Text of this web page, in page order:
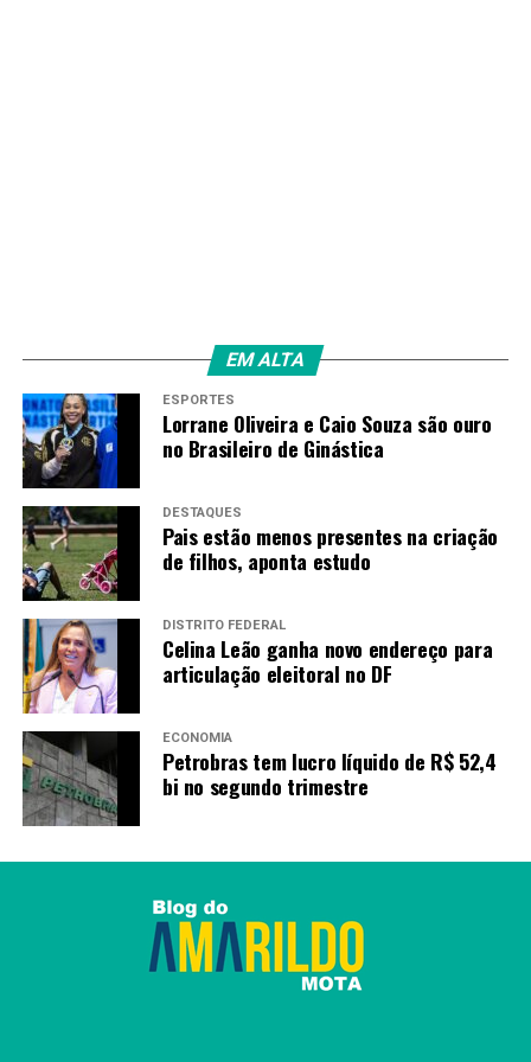
EM ALTA
ESPORTES
Lorrane Oliveira e Caio Souza são ouro
no Brasileiro de Ginástica
DESTAQUES
Pais estão menos presentes na criação
de filhos, aponta estudo
DISTRITO FEDERAL
Celina Leão ganha novo endereço para
articulação eleitoral no DF
ECONOMIA
Petrobras tem lucro líquido de R$ 52,4
bi no segundo trimestre